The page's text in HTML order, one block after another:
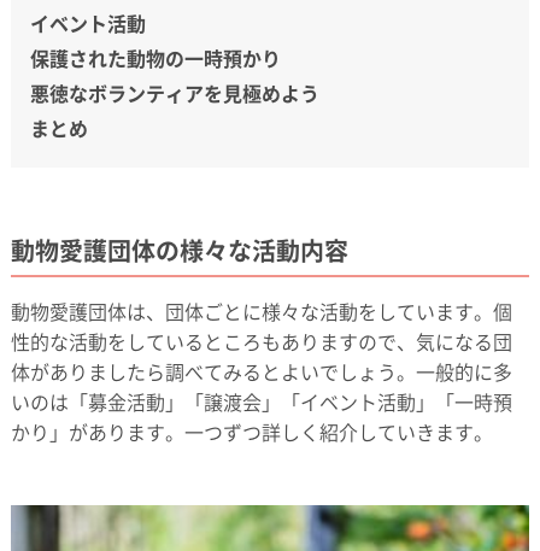
イベント活動
保護された動物の一時預かり
悪徳なボランティアを見極めよう
まとめ
動物愛護団体の様々な活動内容
動物愛護団体は、団体ごとに様々な活動をしています。個
性的な活動をしているところもありますので、気になる団
体がありましたら調べてみるとよいでしょう。一般的に多
いのは「募金活動」「譲渡会」「イベント活動」「一時預
かり」があります。一つずつ詳しく紹介していきます。